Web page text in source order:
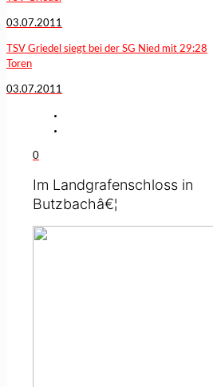
03.07.2011
TSV Griedel siegt bei der SG Nied mit 29:28
Toren
03.07.2011
0
Im Landgrafenschloss in
Butzbachâ€¦